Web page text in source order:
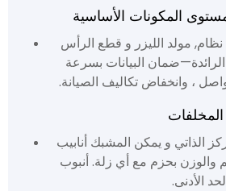
المكونات الأساسية
الميزات الراقية CNC نظام, مولد الليزر و قطع الرأس
البيانات بسرعة
، وانخفاض تكاليف الصيانة.
الذاتي و يمكن المشبك أنابيب
والوزن بحزم مع أي زلة. أنبوب
الأدنى.